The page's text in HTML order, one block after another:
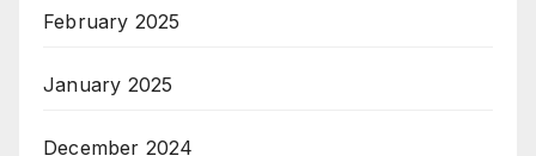
February 2025
January 2025
December 2024